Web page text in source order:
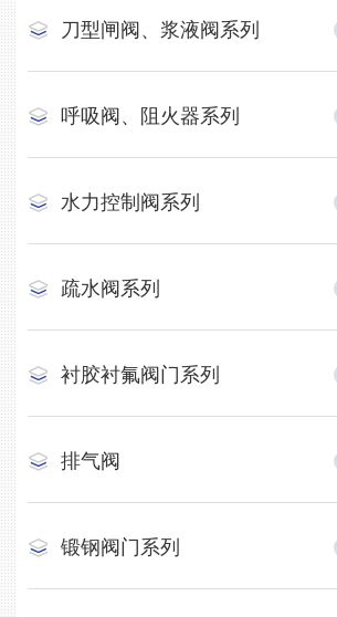
刀型闸阀、浆液阀系列
呼吸阀、阻火器系列
水力控制阀系列
疏水阀系列
衬胶衬氟阀门系列
排气阀
锻钢阀门系列